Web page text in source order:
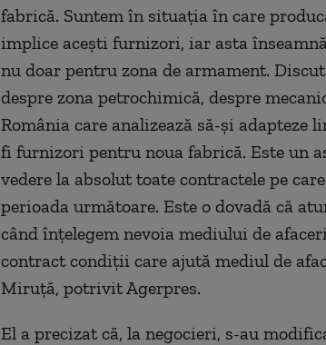
fabrică. Suntem în situaţia în care
implice aceşti furnizori, iar asta
nu doar pentru zona de armament.
despre zona petrochimică, despre
România care analizează să-şi adapteze
fi furnizori pentru noua fabrică. Este un
vedere la absolut toate contractele pe
perioada următoare. Este o dovadă că
când înţelegem nevoia mediului de
contract condiţii care ajută mediul de
Miruță, potrivit Agerpres.
El a precizat că, la negocieri, s-au